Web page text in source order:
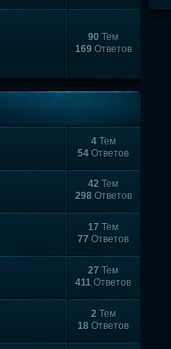
90 Тем
169Ответов
4Тем
54 Ответов
42 Тем
298Ответов
17 Тем
77 Ответов
27 Тем
411 Ответов
2Тем
18 Ответов